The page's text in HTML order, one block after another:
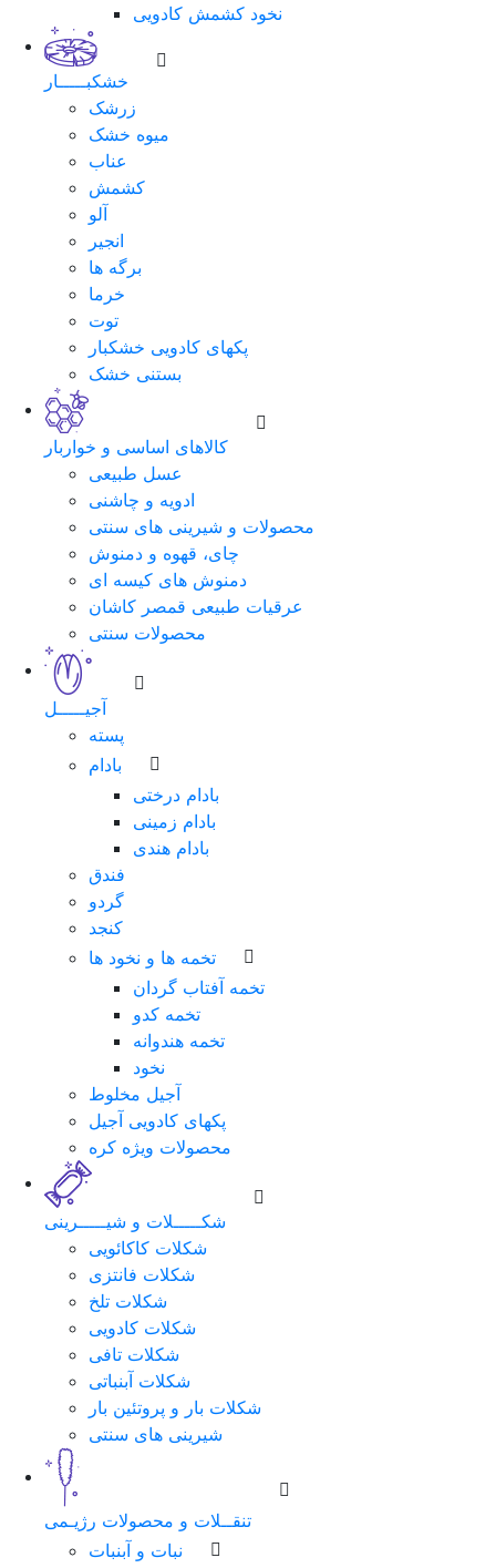
نخود کشمش کادویی
خشکبـــــار
زرشک
میوه خشک
عناب
کشمش
آلو
انجیر
برگه ها
خرما
توت
پکهای کادویی خشکبار
بستنی خشک
کالاهای اساسی و خواربار
عسل طبیعی
ادویه و چاشنی
محصولات و شیرینی های سنتی
چای، قهوه و دمنوش
دمنوش های کیسه ای
عرقیات طبیعی قمصر کاشان
محصولات سنتی
آجیـــــل
پسته
بادام
بادام درختی
بادام زمینی
بادام هندی
فندق
گردو
کنجد
تخمه ها و نخود ها
تخمه آفتاب گردان
تخمه کدو
تخمه هندوانه
نخود
آجیل مخلوط
پکهای کادویی آجیل
محصولات ویژه کره
شکـــــلات و شیـــــرینی
شکلات کاکائویی
شکلات فانتزی
شکلات تلخ
شکلات کادویی
شکلات تافی
شکلات آبنباتی
شکلات بار و پروتئین بار
شیرینی های سنتی
تنقــلات و محصولات رژیـمی
نبات و آبنبات